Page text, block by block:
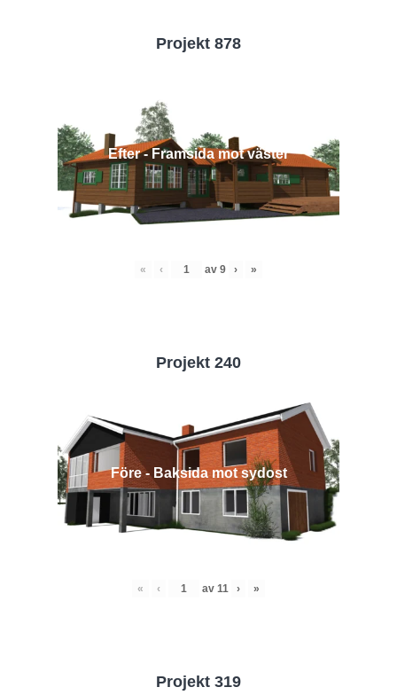
Projekt 878
Efter - Framsida mot väster
« ‹ av 9 › »
Projekt 240
Före - Baksida mot sydost
« ‹ av 11 › »
Projekt 319